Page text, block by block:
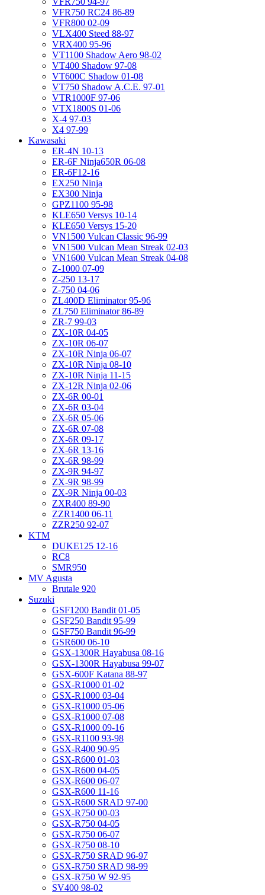
VFR750 RC24 86-89
VFR800 02-09
VLX400 Steed 88-97
VRX400 95-96
VT1100 Shadow Aero 98-02
VT400 Shadow 97-08
VT600C Shadow 01-08
VT750 Shadow A.C.E. 97-01
VTR1000F 97-06
VTX1800S 01-06
X-4 97-03
X4 97-99
Kawasaki
ER-4N 10-13
ER-6F Ninja650R 06-08
ER-6F12-16
EX250 Ninja
EX300 Ninja
GPZ1100 95-98
KLE650 Versys 10-14
KLE650 Versys 15-20
VN1500 Vulcan Classic 96-99
VN1500 Vulcan Mean Streak 02-03
VN1600 Vulcan Mean Streak 04-08
Z-1000 07-09
Z-250 13-17
Z-750 04-06
ZL400D Eliminator 95-96
ZL750 Eliminator 86-89
ZR-7 99-03
ZX-10R 04-05
ZX-10R 06-07
ZX-10R Ninja 06-07
ZX-10R Ninja 08-10
ZX-10R Ninja 11-15
ZX-12R Ninja 02-06
ZX-6R 00-01
ZX-6R 03-04
ZX-6R 05-06
ZX-6R 07-08
ZX-6R 09-17
ZX-6R 13-16
ZX-6R 98-99
ZX-9R 94-97
ZX-9R 98-99
ZX-9R Ninja 00-03
ZXR400 89-90
ZZR1400 06-11
ZZR250 92-07
KTM
DUKE125 12-16
RC8
SMR950
MV Agusta
Brutale 920
Suzuki
GSF1200 Bandit 01-05
GSF250 Bandit 95-99
GSF750 Bandit 96-99
GSR600 06-10
GSX-1300R Hayabusa 08-16
GSX-1300R Hayabusa 99-07
GSX-600F Katana 88-97
GSX-R1000 01-02
GSX-R1000 03-04
GSX-R1000 05-06
GSX-R1000 07-08
GSX-R1000 09-16
GSX-R1100 93-98
GSX-R400 90-95
GSX-R600 01-03
GSX-R600 04-05
GSX-R600 06-07
GSX-R600 11-16
GSX-R600 SRAD 97-00
GSX-R750 00-03
GSX-R750 04-05
GSX-R750 06-07
GSX-R750 08-10
GSX-R750 SRAD 96-97
GSX-R750 SRAD 98-99
GSX-R750 W 92-95
SV400 98-02